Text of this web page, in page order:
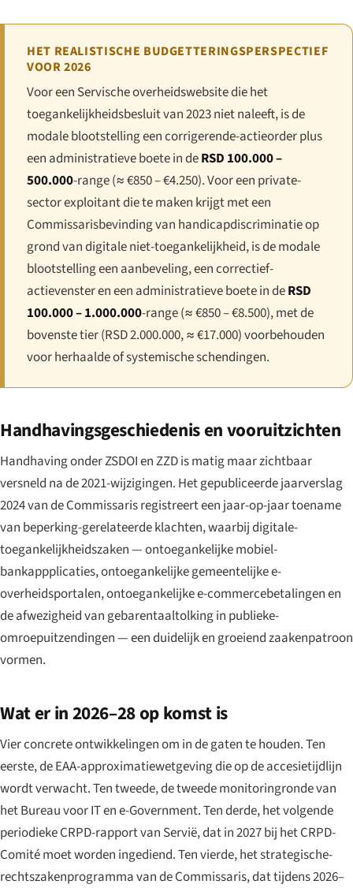
HET REALISTISCHE BUDGETTERINGSPERSPECTIEF
VOOR 2026
Voor een Servische overheidswebsite die het
toegankelijkheidsbesluit van 2023 niet naleeft, is de
modale blootstelling een corrigerende-actieorder plus
een administratieve boete in deRSD 100.000 –
500.000-range (≈ €850 – €4.250). Voor een private-
sector exploitant die te maken krijgt met een
Commissarisbevinding van handicapdiscriminatie op
grond van digitale niet-toegankelijkheid, is de modale
blootstelling een aanbeveling, een correctief-
actievenster en een administratieve boete in deRSD
100.000 – 1.000.000-range (≈ €850 – €8.500), met de
bovenste tier (RSD 2.000.000, ≈ €17.000) voorbehouden
voor herhaalde of systemische schendingen.
Handhavingsgeschiedenis en vooruitzichten
Handhaving onder ZSDOI en ZZD is matig maar zichtbaar
versneld na de 2021-wijzigingen. Het gepubliceerde jaarverslag
2024 van de Commissaris registreert een jaar-op-jaar toename
van beperking-gerelateerde klachten, waarbij digitale-
toegankelijkheidszaken — ontoegankelijke mobiel-
bankappplicaties, ontoegankelijke gemeentelijke e-
overheidsportalen, ontoegankelijke e-commercebetalingen en
de afwezigheid van gebarentaaltolking in publieke-
omroepuitzendingen — een duidelijk en groeiend zaakenpatroon
vormen.
Wat er in 2026–28 op komst is
Vier concrete ontwikkelingen om in de gaten te houden. Ten
eerste, de EAA-approximatiewetgeving die op de accesietijdlijn
wordt verwacht. Ten tweede, de tweede monitoringronde van
het Bureau voor IT en e-Government. Ten derde, het volgende
periodieke CRPD-rapport van Servië, dat in 2027 bij het CRPD-
Comité moet worden ingediend. Ten vierde, het strategische-
rechtszakenprogramma van de Commissaris, dat tijdens 2026–